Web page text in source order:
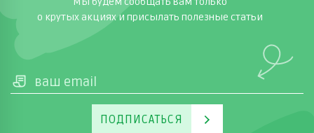
о крутых акциях и присылать полезные статьи
ПОДПИСАТЬСЯ